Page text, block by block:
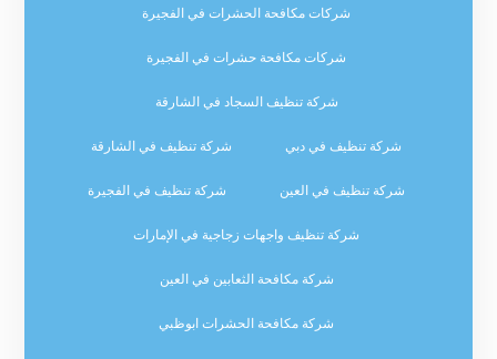
شركات مكافحة الحشرات في الفجيرة
شركات مكافحة حشرات في الفجيرة
شركة تنظيف السجاد في الشارقة
شركة تنظيف في دبي شركة تنظيف في الشارقة
شركة تنظيف في العين شركة تنظيف في الفجيرة
شركة تنظيف واجهات زجاجية في الإمارات
شركة مكافحة الثعابين في العين
شركة مكافحة الحشرات ابوظبي